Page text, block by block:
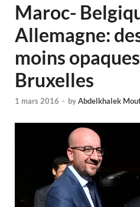
Maroc-
Allemagne:
moins
Bruxelles
1 mars 2016 - byAbdelkhalek